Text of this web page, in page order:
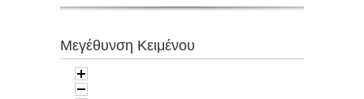
Μεγέθυνση Κειμένου